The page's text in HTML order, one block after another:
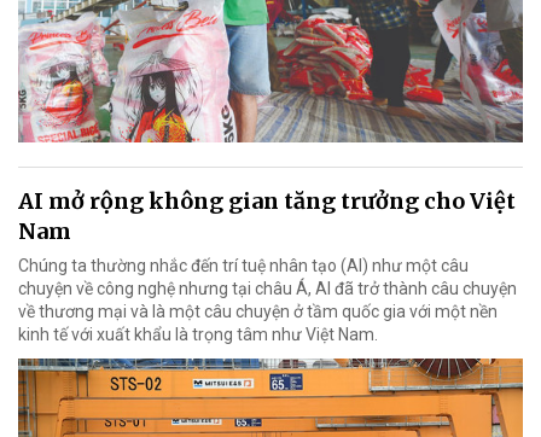
AI mở rộng không gian tăng trưởng cho Việt
Nam
Chúng ta thường nhắc đến trí tuệ nhân tạo (AI) như một câu
chuyện về công nghệ nhưng tại châu Á, AI đã trở thành câu chuyện
về thương mại và là một câu chuyện ở tầm quốc gia với một nền
kinh tế với xuất khẩu là trọng tâm như Việt Nam.